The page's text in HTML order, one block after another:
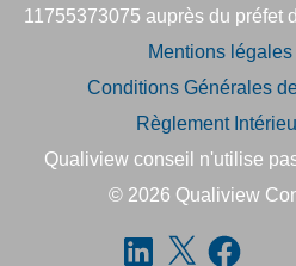
11755373075 auprès du préfet
Mentions légales
Conditions Générales
Règlement
Qualiview conseil n'utilise
© 2026 Qualiview